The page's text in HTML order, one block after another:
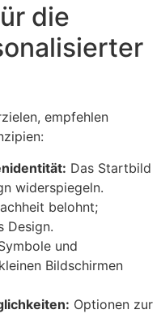
die
empfehlen
Das Startbild
widerspiegeln.
belohnt;
Design.
und
Bildschirmen
Optionen zur